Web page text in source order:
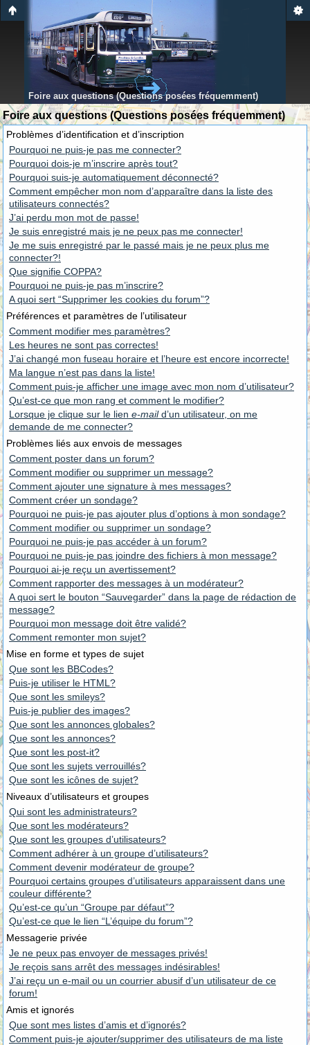
Foire aux questions (Questions posées fréquemment)
Foire aux questions (Questions posées fréquemment)
Problèmes d’identification et d’inscription
Pourquoi ne puis-je pas me connecter?
Pourquoi dois-je m’inscrire après tout?
Pourquoi suis-je automatiquement déconnecté?
Comment empêcher mon nom d’apparaître dans la liste des
utilisateurs connectés?
J’ai perdu mon mot de passe!
Je suis enregistré mais je ne peux pas me connecter!
Je me suis enregistré par le passé mais je ne peux plus me
connecter?!
Que signifie COPPA?
Pourquoi ne puis-je pas m’inscrire?
A quoi sert “Supprimer les cookies du forum”?
Préférences et paramètres de l’utilisateur
Comment modifier mes paramètres?
Les heures ne sont pas correctes!
J’ai changé mon fuseau horaire et l’heure est encore incorrecte!
Ma langue n’est pas dans la liste!
Comment puis-je afficher une image avec mon nom d’utilisateur?
Qu’est-ce que mon rang et comment le modifier?
Lorsque je clique sur le lien e-maild’un utilisateur, on me
demande de me connecter?
Problèmes liés aux envois de messages
Comment poster dans un forum?
Comment modifier ou supprimer un message?
Comment ajouter une signature à mes messages?
Comment créer un sondage?
Pourquoi ne puis-je pas ajouter plus d’options à mon sondage?
Comment modifier ou supprimer un sondage?
Pourquoi ne puis-je pas accéder à un forum?
Pourquoi ne puis-je pas joindre des fichiers à mon message?
Pourquoi ai-je reçu un avertissement?
Comment rapporter des messages à un modérateur?
A quoi sert le bouton “Sauvegarder” dans la page de rédaction de
message?
Pourquoi mon message doit être validé?
Comment remonter mon sujet?
Mise en forme et types de sujet
Que sont les BBCodes?
Puis-je utiliser le HTML?
Que sont les smileys?
Puis-je publier des images?
Que sont les annonces globales?
Que sont les annonces?
Que sont les post-it?
Que sont les sujets verrouillés?
Que sont les icônes de sujet?
Niveaux d’utilisateurs et groupes
Qui sont les administrateurs?
Que sont les modérateurs?
Que sont les groupes d’utilisateurs?
Comment adhérer à un groupe d’utilisateurs?
Comment devenir modérateur de groupe?
Pourquoi certains groupes d’utilisateurs apparaissent dans une
couleur différente?
Qu’est-ce qu’un “Groupe par défaut”?
Qu’est-ce que le lien “L’équipe du forum”?
Messagerie privée
Je ne peux pas envoyer de messages privés!
Je reçois sans arrêt des messages indésirables!
J’ai reçu un e-mail ou un courrier abusif d’un utilisateur de ce
forum!
Amis et ignorés
Que sont mes listes d’amis et d’ignorés?
Comment puis-je ajouter/supprimer des utilisateurs de ma liste